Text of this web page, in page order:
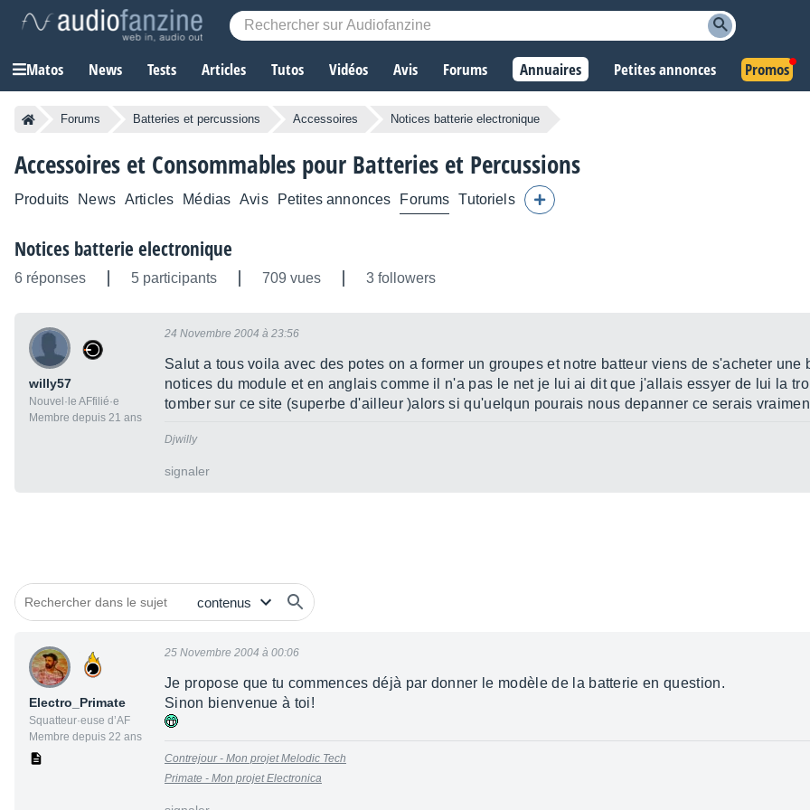
Matos News Tests Articles Tutos Vidéos Avis Forums Annuaires Petites annonces Promos
Forums Batteries et percussions Accessoires Notices batterie electronique
Accessoires et Consommables pour Batteries et Percussions
Produits News Articles Médias Avis Petites annonces Forums Tutoriels
Notices batterie electronique
6 réponses 5 participants 709 vues 3 followers
willy57
Nouvel·le AFfilié·e
Membre depuis 21 ans
24 Novembre 2004 à 23:56
Salut a tous voila avec des potes on a former un groupes et notre batteur viens de s'acheter une
notices du module et en anglais comme il n'a pas le net je lui ai dit que j'allais essyer de lui la
tomber sur ce site (superbe d'ailleur )alors si qu'uelqun pourais nous depanner ce serais
Djwilly
signaler
Electro_Primate
Squatteur·euse d’AF
Membre depuis 22 ans
25 Novembre 2004 à 00:06
Je propose que tu commences déjà par donner le modèle de la batterie en question.
Sinon bienvenue à toi!
Contrejour - Mon projet Melodic Tech
Primate - Mon projet Electronica